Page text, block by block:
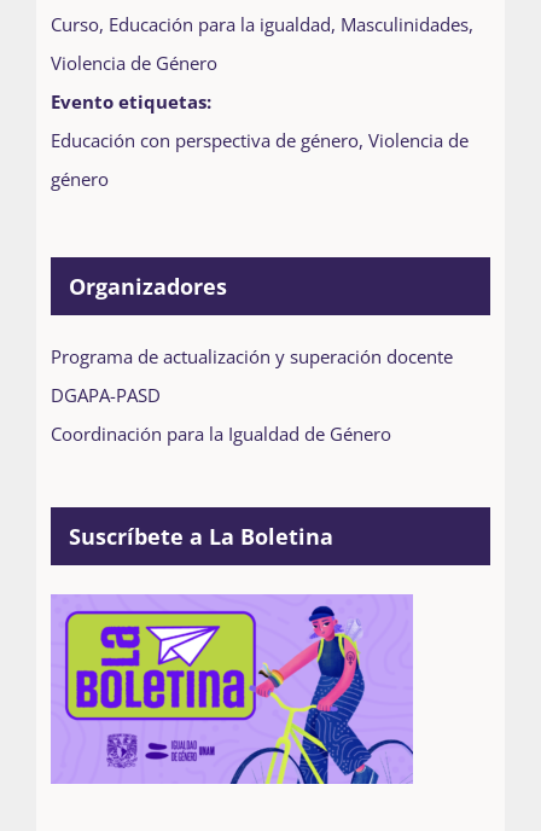
Curso, Educación para la igualdad, Masculinidades,
Violencia de Género
Evento etiquetas:
Educación con perspectiva de género, Violencia de
género
Organizadores
Programa de actualización y superación docente
DGAPA-PASD
Coordinación para la Igualdad de Género
Suscríbete a La Boletina